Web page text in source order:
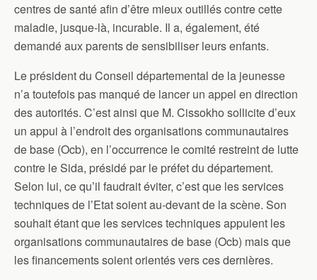
centres de santé afin d’être mieux outillés contre cette
maladie, jusque-là, incurable. Il a, également, été
demandé aux parents de sensibiliser leurs enfants.
Le président du Conseil départemental de la jeunesse
n’a toutefois pas manqué de lancer un appel en direction
des autorités. C’est ainsi que M. Cissokho sollicite d’eux
un appui à l’endroit des organisations communautaires
de base (Ocb), en l’occurrence le comité restreint de lutte
contre le Sida, présidé par le préfet du département.
Selon lui, ce qu’il faudrait éviter, c’est que les services
techniques de l’Etat soient au-devant de la scène. Son
souhait étant que les services techniques appuient les
organisations communautaires de base (Ocb) mais que
les financements soient orientés vers ces dernières.